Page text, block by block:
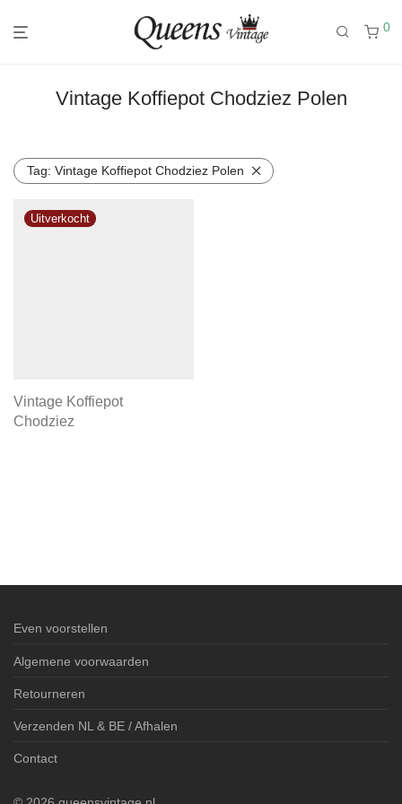
0
Vintage Koffiepot Chodziez Polen
Tag: Vintage Koffiepot Chodziez Polen
Vintage Koffiepot
Chodziez
Even voorstellen
Algemene voorwaarden
Retourneren
Verzenden NL & BE / Afhalen
Contact